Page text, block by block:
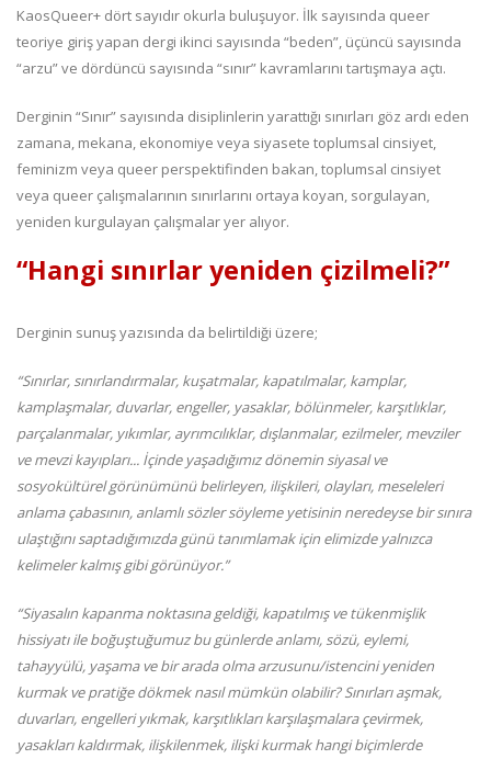
KaosQueer+ dört sayıdır okurla buluşuyor. İlk sayısında queer
teoriye giriş yapan dergi ikinci sayısında “beden”, üçüncü sayısında
“arzu” ve dördüncü sayısında “sınır” kavramlarını tartışmaya açtı.
Derginin “Sınır” sayısında disiplinlerin yarattığı sınırları göz ardı eden
zamana, mekana, ekonomiye veya siyasete toplumsal cinsiyet,
feminizm veya queer perspektifinden bakan, toplumsal cinsiyet
veya queer çalışmalarının sınırlarını ortaya koyan, sorgulayan,
yeniden kurgulayan çalışmalar yer alıyor.
“Hangi sınırlar yeniden çizilmeli?”
Derginin sunuş yazısında da belirtildiği üzere;
“Sınırlar, sınırlandırmalar, kuşatmalar, kapatılmalar, kamplar,
kamplaşmalar, duvarlar, engeller, yasaklar, bölünmeler, karşıtlıklar,
parçalanmalar, yıkımlar, ayrımcılıklar, dışlanmalar, ezilmeler, mevziler
ve mevzi kayıpları... İçinde yaşadığımız dönemin siyasal ve
sosyokültürel görünümünü belirleyen, ilişkileri, olayları, meseleleri
anlama çabasının, anlamlı sözler söyleme yetisinin neredeyse bir sınıra
ulaştığını saptadığımızda günü tanımlamak için elimizde yalnızca
kelimeler kalmış gibi görünüyor.”
“Siyasalın kapanma noktasına geldiği, kapatılmış ve tükenmişlik
hissiyatı ile boğuştuğumuz bu günlerde anlamı, sözü, eylemi,
tahayyülü, yaşama ve bir arada olma arzusunu/istencini yeniden
kurmak ve pratiğe dökmek nasıl mümkün olabilir? Sınırları aşmak,
duvarları, engelleri yıkmak, karşıtlıkları karşılaşmalara çevirmek,
yasakları kaldırmak, ilişkilenmek, ilişki kurmak hangi biçimlerde